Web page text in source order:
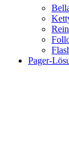
Pager-